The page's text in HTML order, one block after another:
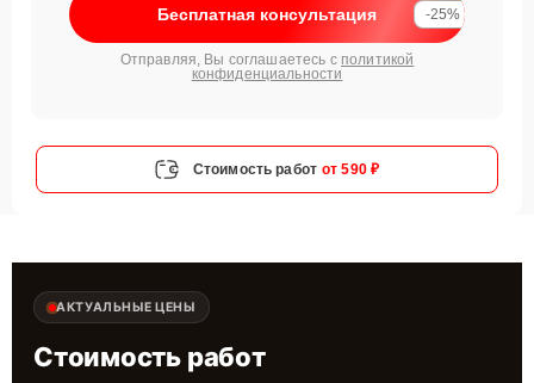
Бесплатная консультация -25%
Отправляя, Вы соглашаетесь с политикой
конфиденциальности
Стоимость работ от 590 ₽
АКТУАЛЬНЫЕ ЦЕНЫ
Стоимость работ